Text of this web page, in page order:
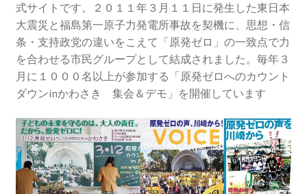
原発ゼロ金曜日行動 inかわさき
2013.3.10 第２回原発ゼロへのカウントダウンinかわ
さき 集会
2014.3.16 第３回原発ゼロへのカウントダウンinかわ
さき 集会
2014.10.13 「今こそ９条inかわさき」大集会 第二分
科会【原発は人権問題だ】 福島からの発言
式サイトです。２０１１年３月１１日に発生した東日本
大震災と福島第一原子力発電所事故を契機に、思想・信
条・支持政党の違いをこえて「原発ゼロ」の一致点で力
を合わせる市民グループとして結成されました。毎年３
月に１０００名以上が参加する「原発ゼロへのカウント
ダウンinかわさき 集会＆デモ」を開催しています